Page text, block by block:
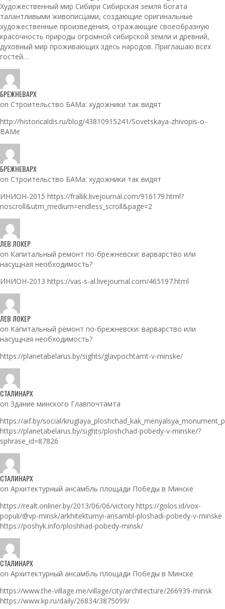
Художественный мир Сибири Сибирская земля богата
талантливыми живописцами, создающие оригинальные
художественные произведения, отражающие своеобразную
красочность природы огромной сибирской земли и древний,
духовный мир проживающих здесь народов. Приглашаю всех
гостей…
БРЕЖНЕВАРХ
on Строительство БАМа: художники так видят
http://historicaldis.ru/blog/43810915241/Sovetskaya-zhivopis-o-
BAMe
БРЕЖНЕВАРХ
on Строительство БАМа: художники так видят
ИНИОН-2015 https://frallik.livejournal.com/916179.html?
noscroll&utm_medium=endless_scroll&page=2
ЛЕВ ЛОКЕР
on Капитальный ремонт по-брежневски: варварство или
насущная необходимость?
ИНИОН-2013 https://vas-s-al.livejournal.com/465197.html
ЛЕВ ЛОКЕР
on Капитальный ремонт по-брежневски: варварство или
насущная необходимость?
https://planetabelarus.by/sights/glavpochtamt-v-minske/
СТАЛИНАРХ
on Здание минского Главпочтамта
https://aif.by/social/
https://planetabelarus.by/sights/ploshchad-pobedy-v-minske/?
sphrase_id=87826
СТАЛИНАРХ
on Архитектурный ансамбль площади Победы в Минске
https://realt.onliner.by/2013/06/06/victory https://golos.id/vox-
populi/@vp-minsk/arkhitekturnyi-ansambl-ploshadi-pobedy-v-minske
https://poshyk.info/ploshhad-pobedy-minsk/
СТАЛИНАРХ
on Архитектурный ансамбль площади Победы в Минске
https://www.the-village.me/village/city/architecture/266939-minsk
https://www.kp.ru/daily/26834/3875099/